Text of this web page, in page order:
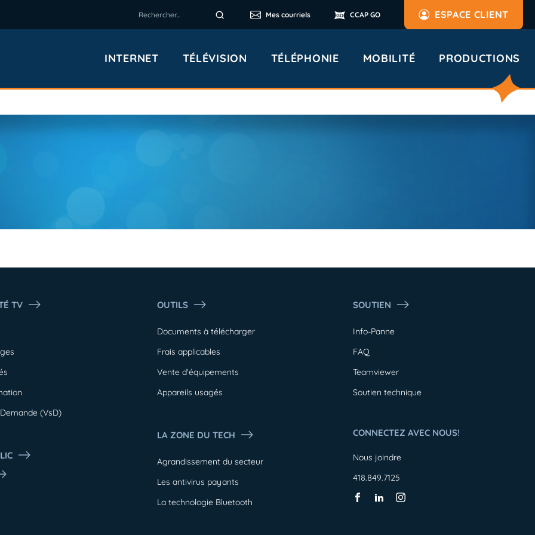
Mes courriels CCAP GO ESPACE CLIENT
INTERNET TÉLÉVISION TÉLÉPHONIE MOBILITÉ PRODUCTIONS
TV
(VsD)
OUTILS
Documents à télécharger
Frais applicables
Vente d'équipements
Appareils usagés
LA ZONE DU TECH
Agrandissement du secteur
Les antivirus payants
La technologie Bluetooth
SOUTIEN
Info-Panne
FAQ
Teamviewer
Soutien technique
CONNECTEZ AVEC NOUS!
Nous joindre
418.849.7125